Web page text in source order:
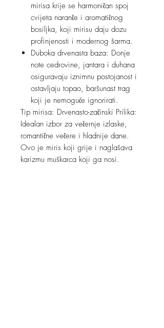
mirisa krije se harmoničan spoj
cvijeta naranče i aromatičnog
bosiljka, koji mirisu daju dozu
profinjenosti i modernog šarma.
Duboka drvenasta baza: Donje
note cedrovine, jantara i duhana
osiguravaju iznimnu postojanost i
ostavljaju topao, baršunast trag
koji je nemoguće ignorirati.
Tip mirisa: Drvenasto-začinski Prilika:
Idealan izbor za večernje izlaske,
romantične večere i hladnije dane.
Ovo je miris koji grije i naglašava
karizmu muškarca koji ga nosi.